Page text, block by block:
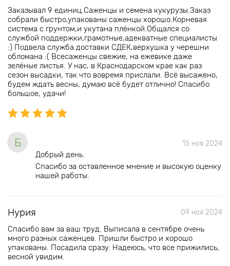
Заказывал 9 единиц.Саженцы и семена кукурузы.Заказ
собрали быстро,упакованы саженцы хорошо.Корневая
система с грунтом,и укутана плёнкой.Общался со
службой поддержки,грамотные,адекватные специалисты
:) Подвела служба доставки СДЕК,верхушка у черешни
обломана :( Всесаженцы свежие, на ежевике даже
зелёные листья. У нас, в Краснодарском крае как раз
сезон высадки, так что вовремя прислали. Всё высажено,
будем ждать весны, думаю всё будет отлично! Спасибо
большое, удачи!
Б 15 ноя 2024
Добрый день.
Спасибо за оставленное мнение и высокую оценку
нашей работы.
Нурия 09 ноя 2024
Спасибо вам за ваш труд. Выписала в сентябре очень
много разных саженцев. Пришли быстро и хорошо
упакованы. Посадила сразу. Надеюсь, что все прижились,
весной увидим.